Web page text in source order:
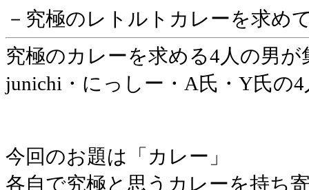
－究極のレトルトカレーを求め
究極のカレーを求める4人の男が
junichi・にっしー・A氏・Y氏の4
今回のお題は「カレー」
各自で究極と思うカレーを持ち